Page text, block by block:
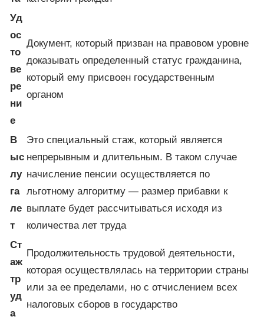
Уд
ос
то
ве
ре
ни
е
Документ, который призван на правовом уровне
доказывать определенный статус гражданина,
который ему присвоен государственным
органом
В
ыс
лу
га
ле
т
Это специальный стаж, который является
непрерывным и длительным. В таком случае
начисление пенсии осуществляется по
льготному алгоритму — размер прибавки к
выплате будет рассчитываться исходя из
количества лет труда
Ст
аж
тр
уд
а
Продолжительность трудовой деятельности,
которая осуществлялась на территории страны
или за ее пределами, но с отчислением всех
налоговых сборов в государство